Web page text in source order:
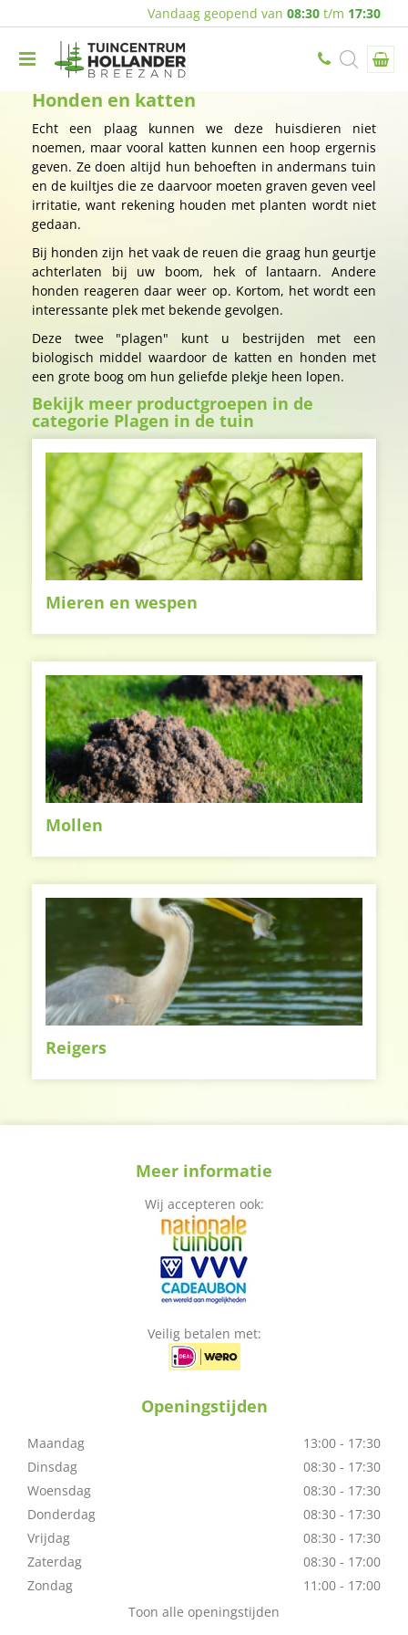
Vandaag geopend van 08:30 t/m 17:30
Honden en katten
Echt een plaag kunnen we deze huisdieren niet
noemen, maar vooral katten kunnen een hoop ergernis
geven. Ze doen altijd hun behoeften in andermans tuin
en de kuiltjes die ze daarvoor moeten graven geven veel
irritatie, want rekening houden met planten wordt niet
gedaan.
Bij honden zijn het vaak de reuen die graag hun geurtje
achterlaten bij uw boom, hek of lantaarn. Andere
honden reageren daar weer op. Kortom, het wordt een
interessante plek met bekende gevolgen.
Deze twee "plagen" kunt u bestrijden met een
biologisch middel waardoor de katten en honden met
een grote boog om hun geliefde plekje heen lopen.
Bekijk meer productgroepen in de
categorie Plagen in de tuin
Mieren en wespen
Mollen
Reigers
Meer informatie
Wij accepteren ook:
Veilig betalen met:
Openingstijden
Maandag
13:00 - 17:30
Dinsdag
08:30 - 17:30
Woensdag
08:30 - 17:30
Donderdag
08:30 - 17:30
Vrijdag
08:30 - 17:30
Zaterdag
08:30 - 17:00
Zondag
11:00 - 17:00
Toon alle openingstijden